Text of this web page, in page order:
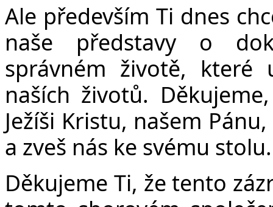
Ale především Ti dnes
naše představy o
správném životě, které
naších životů.
Ježíši Kristu, našem
a zveš nás ke svému stolu.
Děkujeme Ti, že tento